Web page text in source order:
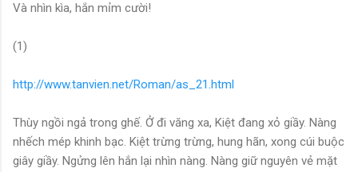
Và nhìn kìa, hắn mỉm cười!
(1)
http://www.tanvien.net/Roman/as_21.html
Thùy ngồi ngả trong ghế. Ở đi văng xa, Kiệt đang xỏ giầy. Nàng
nhếch mép khinh bạc. Kiệt trừng trừng, hung hãn, xong cúi buộc
giây giầy. Ngửng lên hắn lại nhìn nàng. Nàng giữ nguyên vẻ mặt